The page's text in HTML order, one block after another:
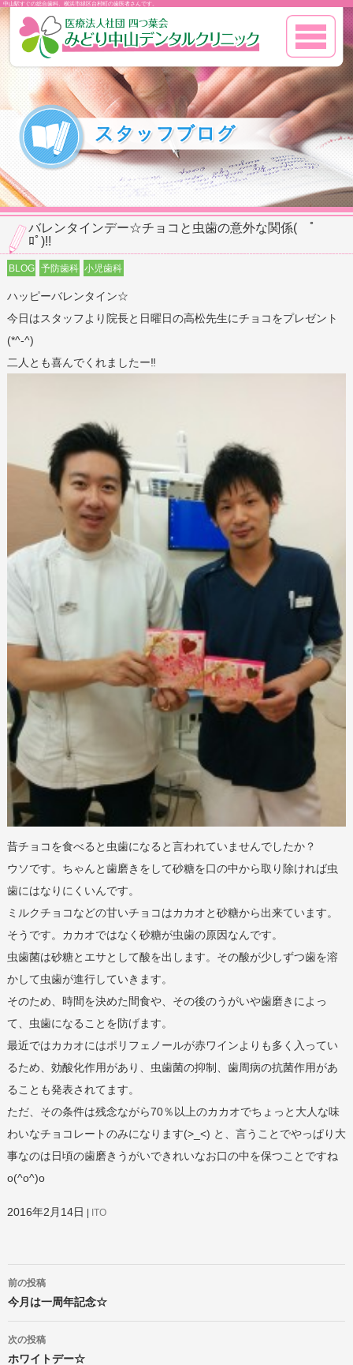
中山駅すぐの総合歯科、横浜市緑区台村町の歯医者さんです。
バレンタインデー☆チョコと虫歯の意外な関係( ﾟ
ﾛﾟ)!!
BLOG 予防歯科 小児歯科
ハッピーバレンタイン☆
今日はスタッフより院長と日曜日の高松先生にチョコをプレゼント
(*^-^)
二人とも喜んでくれましたー‼
昔チョコを食べると虫歯になると言われていませんでしたか？
ウソです。ちゃんと歯磨きをして砂糖を口の中から取り除ければ虫
歯にはなりにくいんです。
ミルクチョコなどの甘いチョコはカカオと砂糖から出来ています。
そうです。カカオではなく砂糖が虫歯の原因なんです。
虫歯菌は砂糖とエサとして酸を出します。その酸が少しずつ歯を溶
かして虫歯が進行していきます。
そのため、時間を決めた間食や、その後のうがいや歯磨きによっ
て、虫歯になることを防げます。
最近ではカカオにはポリフェノールが赤ワインよりも多く入ってい
るため、効酸化作用があり、虫歯菌の抑制、歯周病の抗菌作用があ
ることも発表されてます。
ただ、その条件は残念ながら70％以上のカカオでちょっと大人な味
わいなチョコレートのみになります(>_<) と、言うことでやっぱり大
事なのは日頃の歯磨きうがいできれいなお口の中を保つことですね
o(^o^)o
2016年2月14日 ITO
稿
ナ
ー
シ
前の投稿
今月は一周年記念☆
次の投稿
ホワイトデー☆